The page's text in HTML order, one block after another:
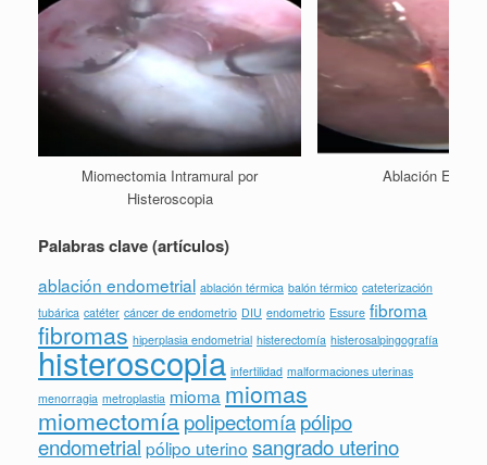
Miomectomia Intramural por
Histeroscopia
Ablación
Palabras clave (artículos)
ablación endometrial ablación térmica balón térmico cateterización
tubárica catéter cáncer de endometrio DIU endometrio Essure fibroma
fibromas hiperplasia endometrial histerectomía histerosalpingografía
histeroscopia infertilidad malformaciones uterinas
menorragia metroplastia mioma miomas
miomectomíapolipectomíapólipo
endometrial pólipo uterino sangrado uterino